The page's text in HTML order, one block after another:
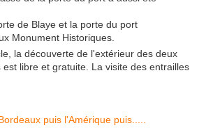
de Blaye et la porte du port
Monument Historiques.
la découverte de l'extérieur des deux
est libre et gratuite. La visite des entrailles